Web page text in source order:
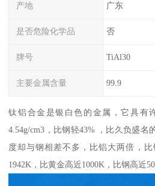
产地 广东
是否危险化学品 否
牌号 TiAl30
主要金属含量 99.9
钛铝合金是银白色的金属，它具有
4.54g/cm3，比钢轻43% ，比久负盛
度却与钢相差不多，比铝大两倍，
1942K，比黄金高近1000K，比钢高近